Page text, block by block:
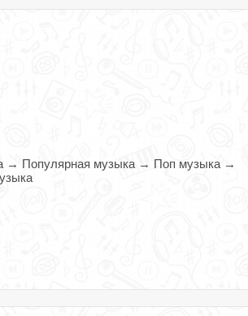
→ Популярная музыка → Поп музыка →